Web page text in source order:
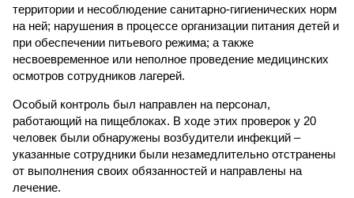
территории и несоблюдение санитарно-гигиенических норм
на ней; нарушения в процессе организации питания детей и
при обеспечении питьевого режима; а также
несвоевременное или неполное проведение медицинских
осмотров сотрудников лагерей.
Особый контроль был направлен на персонал,
работающий на пищеблоках. В ходе этих проверок у 20
человек были обнаружены возбудители инфекций –
указанные сотрудники были незамедлительно отстранены
от выполнения своих обязанностей и направлены на
лечение.